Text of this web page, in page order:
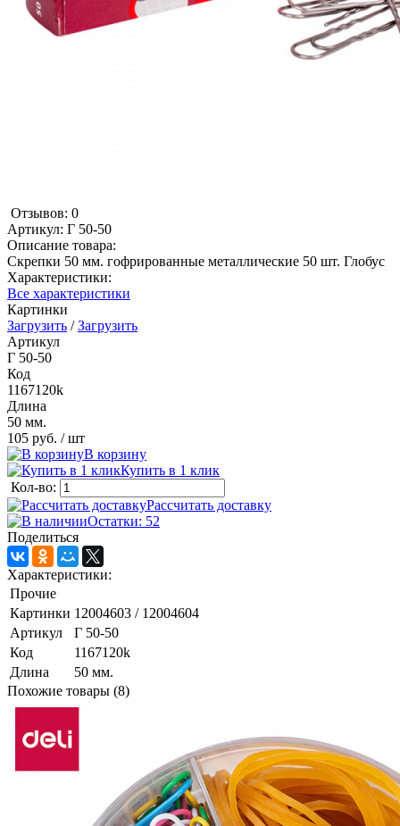
Отзывов: 0
Артикул: Г 50-50
Описание товара:
Скрепки 50 мм. гофрированные металлические 50 шт. Глобус
Характеристики:
Все характеристики
Картинки
Загрузить /Загрузить
Артикул
Г 50-50
Код
1167120k
Длина
50 мм.
105 руб. / шт
В корзину
Купить в 1 клик
Кол-во:
Рассчитать доставку
Остатки: 52
Поделиться
Характеристики:
Прочие
Картинки 12004603 / 12004604
Артикул
Г 50-50
Код
1167120k
Длина
50 мм.
Похожие товары (8)